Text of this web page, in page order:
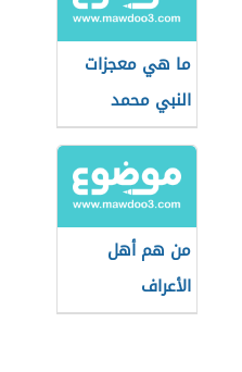
ما هي معجزات
النبي محمد
من هم أهل
الأعراف